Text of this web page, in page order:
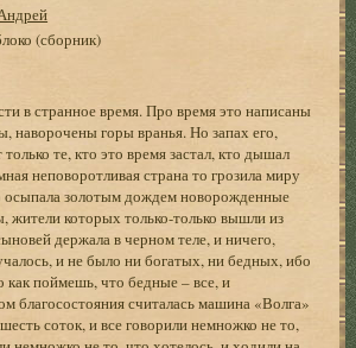
(сборник)
в странное время. Про время это написаны
наворочены горы вранья. Но запах его,
те, кто это время застал, кто дышал
неповоротливая страна то грозила миру
осыпала золотым дождем новорожденные
жители которых только-только вышли из
держала в черном теле, и ничего,
и не было ни богатых, ни бедных, ибо
как поймешь, что бедные – все, и
благосостояния считалась машина «Волга»
соток, и все говорили немножко не то,